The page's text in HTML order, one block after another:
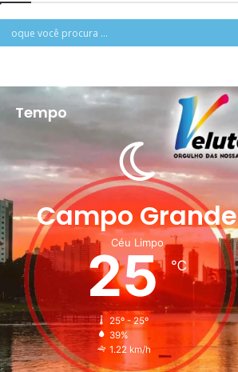
Tempo
Campo Grande
Céu Limpo
25℃
25º - 25º
39%
1.22 km/h